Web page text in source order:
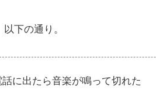
下の通り。
話に出たら音楽が鳴って切れた